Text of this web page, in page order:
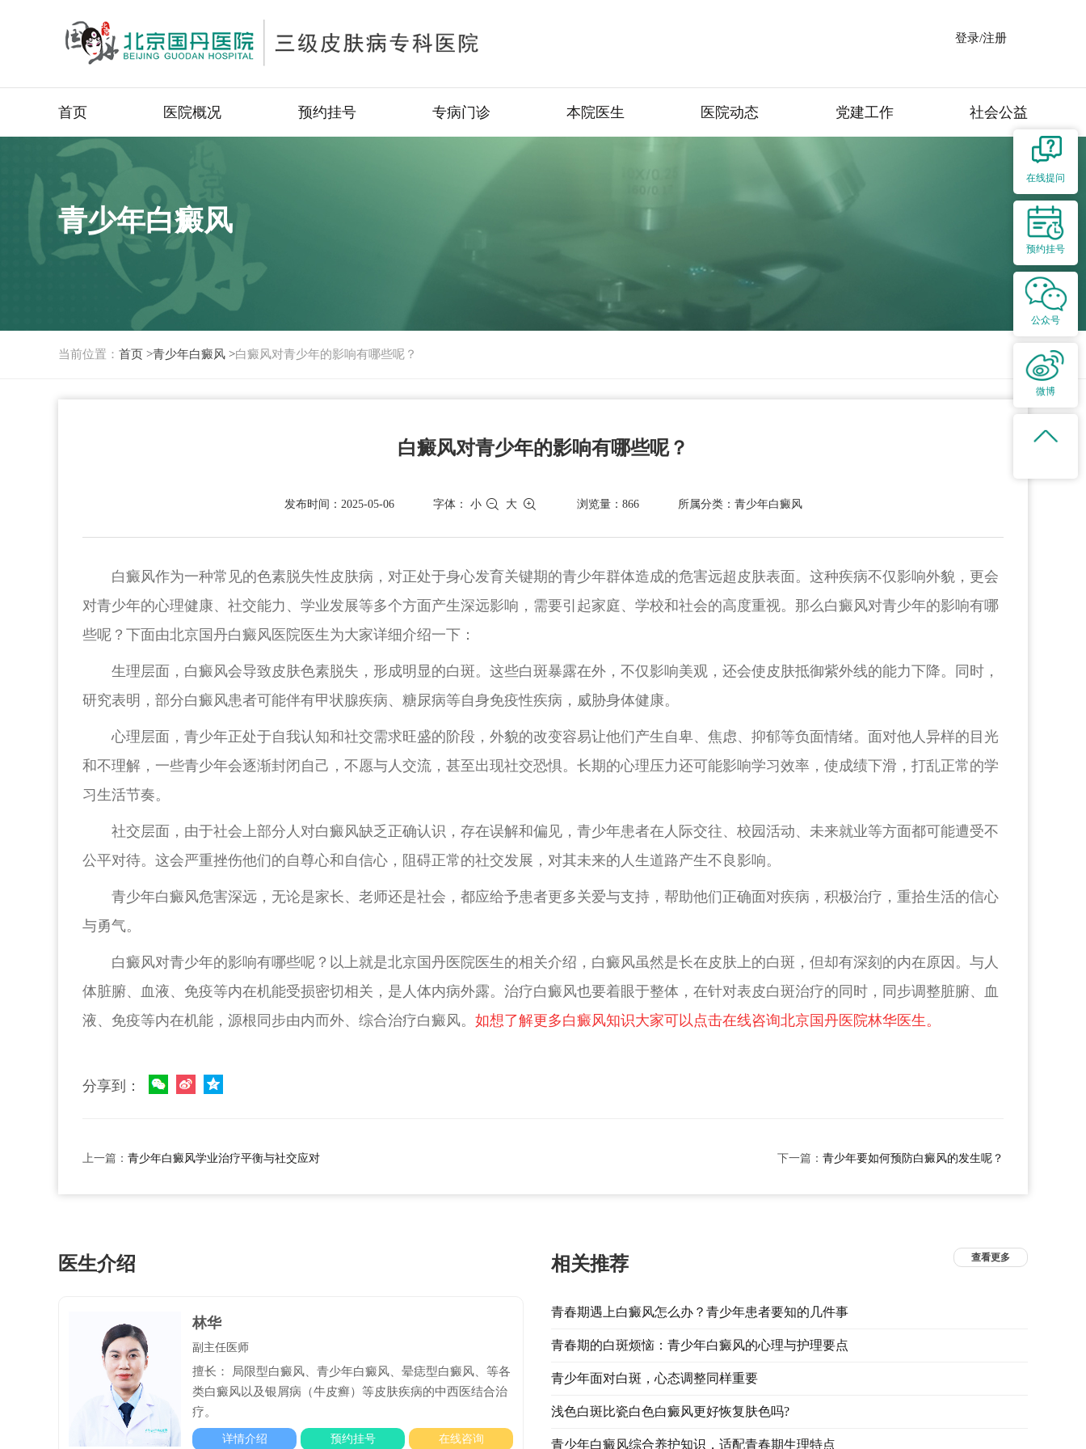
登录/注册
首页 医院概况 预约挂号 专病门诊 本院医生 医院动态 党建工作 社会公益
青少年白癜风
当前位置： 首页 >青少年白癜风 >白癜风对青少年的影响有哪些呢？
白癜风对青少年的影响有哪些呢？
发布时间：2025-05-06 字体： 小 大 浏览量：866 所属分类：青少年白癜风
白癜风作为一种常见的色素脱失性皮肤病，对正处于身心发育关键期的青少年群体造成的危害远超皮肤表面。这种疾病不仅影响外貌，更会
对青少年的心理健康、社交能力、学业发展等多个方面产生深远影响，需要引起家庭、学校和社会的高度重视。那么白癜风对青少年的影响有哪
些呢？下面由北京国丹白癜风医院医生为大家详细介绍一下：
生理层面，白癜风会导致皮肤色素脱失，形成明显的白斑。这些白斑暴露在外，不仅影响美观，还会使皮肤抵御紫外线的能力下降。同时，
研究表明，部分白癜风患者可能伴有甲状腺疾病、糖尿病等自身免疫性疾病，威胁身体健康。
心理层面，青少年正处于自我认知和社交需求旺盛的阶段，外貌的改变容易让他们产生自卑、焦虑、抑郁等负面情绪。面对他人异样的目光
和不理解，一些青少年会逐渐封闭自己，不愿与人交流，甚至出现社交恐惧。长期的心理压力还可能影响学习效率，使成绩下滑，打乱正常的学
习生活节奏。
社交层面，由于社会上部分人对白癜风缺乏正确认识，存在误解和偏见，青少年患者在人际交往、校园活动、未来就业等方面都可能遭受不
公平对待。这会严重挫伤他们的自尊心和自信心，阻碍正常的社交发展，对其未来的人生道路产生不良影响。
青少年白癜风危害深远，无论是家长、老师还是社会，都应给予患者更多关爱与支持，帮助他们正确面对疾病，积极治疗，重拾生活的信心
与勇气。
白癜风对青少年的影响有哪些呢？以上就是北京国丹医院医生的相关介绍，白癜风虽然是长在皮肤上的白斑，但却有深刻的内在原因。与人
体脏腑、血液、免疫等内在机能受损密切相关，是人体内病外露。治疗白癜风也要着眼于整体，在针对表皮白斑治疗的同时，同步调整脏腑、血
液、免疫等内在机能，源根同步由内而外、综合治疗白癜风。 如想了解更多白癜风知识大家可以点击在线咨询北京国丹医院林华医生。
分享到：
上一篇： 青少年白癜风学业治疗平衡与社交应对 下一篇： 青少年要如何预防白癜风的发生呢？
医生介绍
林华
副主任医师
擅长： 局限型白癜风、青少年白癜风、晕痣型白癜风、等各
类白癜风以及银屑病（牛皮癣）等皮肤疾病的中西医结合治
疗。
详情介绍 预约挂号 在线咨询
相关推荐 查看更多
青春期遇上白癜风怎么办？青少年患者要知的几件事
青春期的白斑烦恼：青少年白癜风的心理与护理要点
青少年面对白斑，心态调整同样重要
浅色白斑比瓷白色白癜风更好恢复肤色吗?
青少年白癜风综合养护知识，适配青春期生理特点
在线提问
预约挂号
公众号
微博